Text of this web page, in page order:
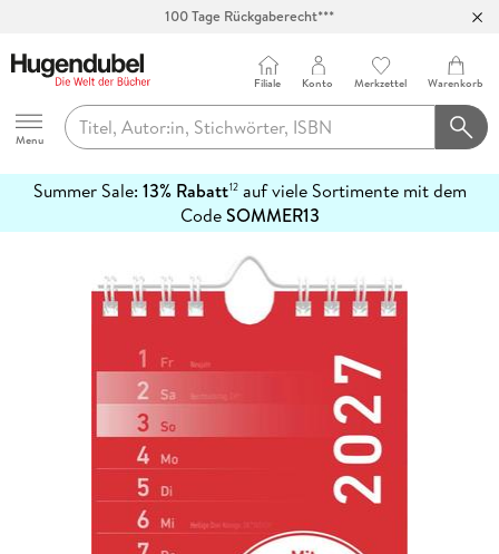
100 Tage Rückgaberecht***
Hugendubel
Menu
Filiale Konto Merkzettel Warenkorb
Summer Sale: 13% Rabatt12auf viele Sortimente mit dem
CodeSOMMER13
erfahren